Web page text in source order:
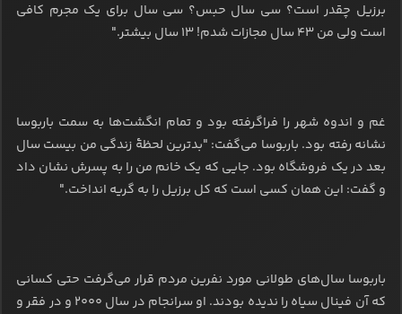
برزیل چقدر است؟ سی سال حبس؟ سی سال برای یک مجرم کافی
است ولی من ۴۳ سال مجازات شدم! ۱۳ سال بیشتر."
غم و اندوه شهر را فراگرفته بود و تمام انگشت‌ها به سمت باربوسا
نشانه رفته بود. باربوسا می‌گفت: "بدترین لحظۀ زندگی من بیست سال
بعد در یک فروشگاه بود. جایی که یک خانم من را به پسرش نشان داد
و گفت: این همان کسی است که کل برزیل را به گریه انداخت."
باربوسا سال‌های طولانی مورد نفرین مردم قرار می‌گرفت حتی کسانی
که آن فینال سیاه را ندیده بودند. او سرانجام در سال ۲۰۰۰ و در فقر و